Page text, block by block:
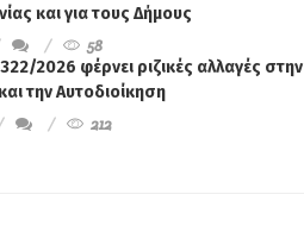
και για τους Δήμους
58
2026 φέρνει ριζικές αλλαγές στην
την Αυτοδιοίκηση
212